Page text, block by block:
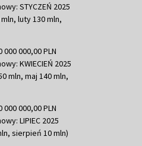
STYCZEŃ 2025
luty 130 mln,
000,00 PLN
KWIECIEŃ 2025
mln, maj 140 mln,
000,00 PLN
LIPIEC 2025
sierpień 10 mln)